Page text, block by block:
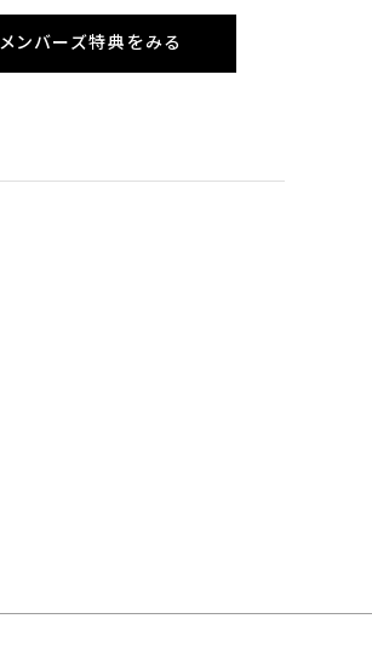
メンバーズ特典をみる